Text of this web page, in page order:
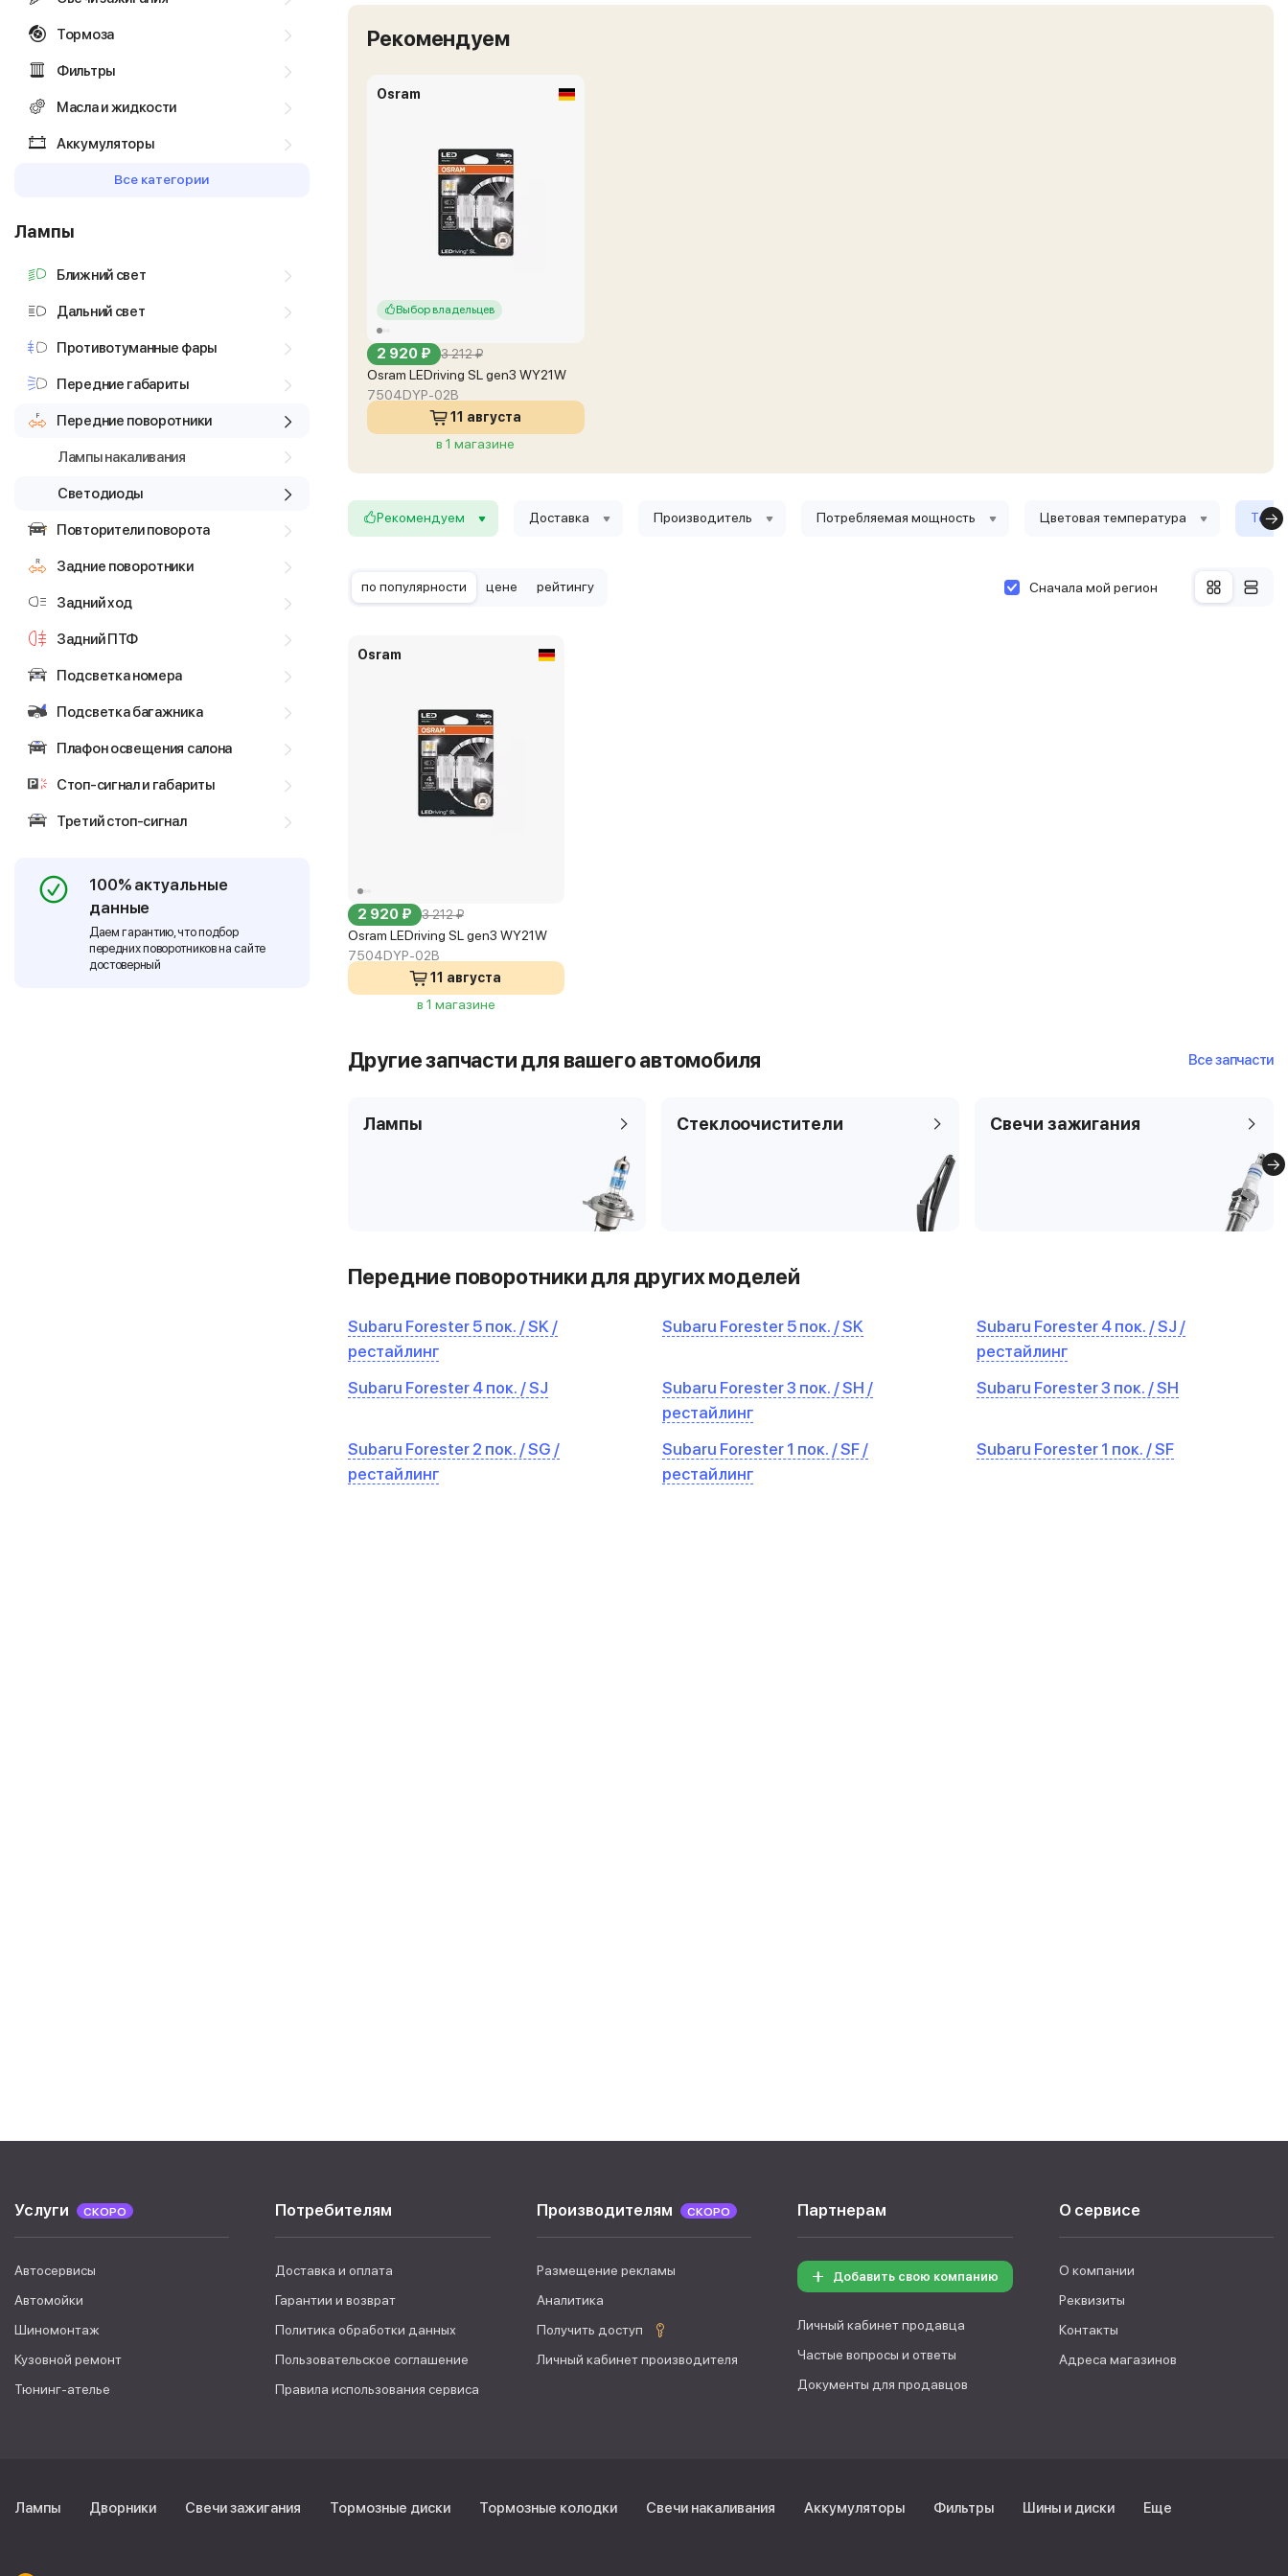
Тормоза
Фильтры
Масла и жидкости
Аккумуляторы
Все категории
Лампы
Ближний свет
Дальний свет
Противотуманные фары
Передние габариты
Передние поворотники
Лампы накаливания
Светодиоды
Повторители поворота
Задние поворотники
Задний ход
Задний ПТФ
Подсветка номера
Подсветка багажника
Плафон освещения салона
Стоп-сигнал и габариты
Третий стоп-сигнал
100% актуальные
данные
Даем гарантию, что подбор
передних поворотников на сайте
достоверный
Рекомендуем
Osram
Выбор владельцев
2 920 ₽ 3 212 ₽
Osram LEDriving SL gen3 WY21W
7504DYP-02B
11 августа
в 1 магазине
Рекомендуем Доставка Производитель Потребляемая мощность Цветовая температура
по популярности цене рейтингу Сначала мой регион
Osram
2 920 ₽ 3 212 ₽
Osram LEDriving SL gen3 WY21W
7504DYP-02B
11 августа
в 1 магазине
Другие запчасти для вашего автомобиля Все запчасти
Лампы Стеклоочистители Свечи зажигания
Передние поворотники для других моделей
Subaru Forester 5 пок. / SK /
рестайлинг
Subaru Forester 5 пок. / SK
Subaru Forester 4 пок. / SJ /
рестайлинг
Subaru Forester 4 пок. / SJ
Subaru Forester 3 пок. / SH /
рестайлинг
Subaru Forester 3 пок. / SH
Subaru Forester 2 пок. / SG /
рестайлинг
Subaru Forester 1 пок. / SF /
рестайлинг
Subaru Forester 1 пок. / SF
Услуги СКОРО
Автосервисы
Автомойки
Шиномонтаж
Кузовной ремонт
Тюнинг-ателье
Потребителям
Доставка и оплата
Гарантии и возврат
Политика обработки данных
Пользовательское соглашение
Правила использования сервиса
Производителям СКОРО
Размещение рекламы
Аналитика
Получить доступ
Личный кабинет производителя
Партнерам
Добавить свою компанию
Личный кабинет продавца
Частые вопросы и ответы
Документы для продавцов
О сервисе
О компании
Реквизиты
Контакты
Адреса магазинов
Лампы Дворники Свечи зажигания Тормозные диски Тормозные колодки Свечи накаливания Аккумуляторы Фильтры Шины и диски Еще